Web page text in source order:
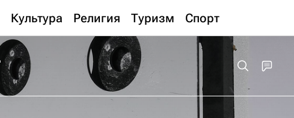
Культура Религия Туризм Спорт